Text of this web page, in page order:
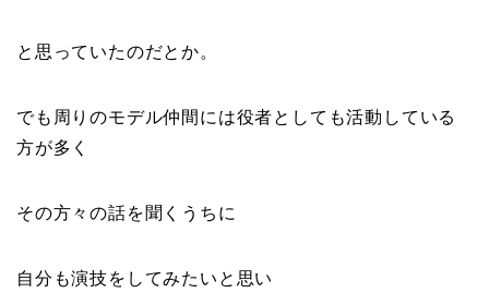
と思っていたのだとか。
でも周りのモデル仲間には役者としても活動している
方が多く
その方々の話を聞くうちに
自分も演技をしてみたいと思い